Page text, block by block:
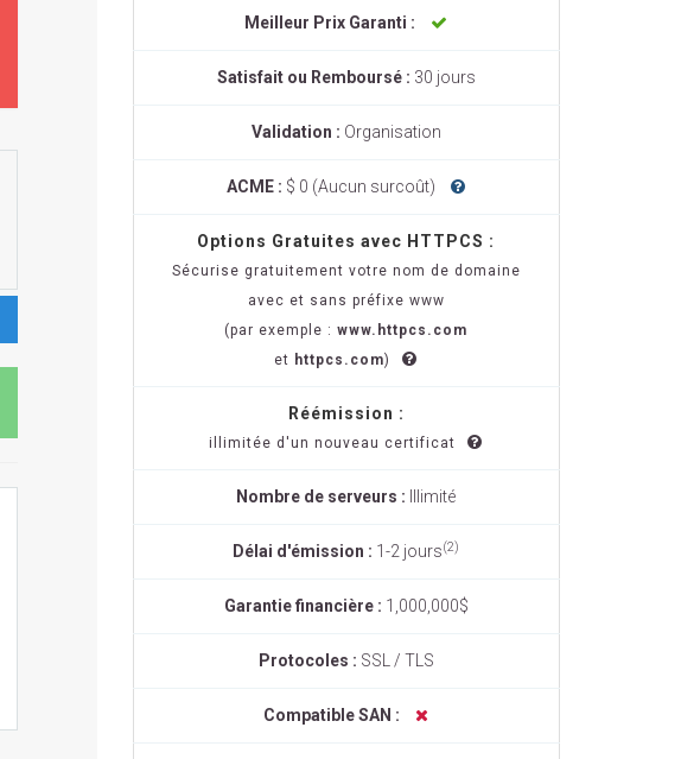
Meilleur Prix Garanti :
Satisfait ou Remboursé : 30 jours
Validation : Organisation
ACME : $ 0 (Aucun surcoût)
Options Gratuites avec HTTPCS :
Sécurise gratuitement votre nom de domaine
avec et sans préfixe www
(par exemple : www.httpcs.com
et httpcs.com)
Réémission :
illimitée d'un nouveau certificat
Nombre de serveurs : Illimité
Délai d'émission : 1-2 jours(2)
Garantie financière : 1,000,000$
Protocoles : SSL / TLS
Compatible SAN :